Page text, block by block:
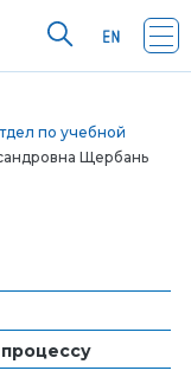
по учебной
Щербань